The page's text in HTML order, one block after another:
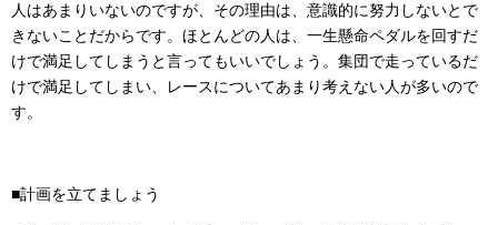
人はあまりいないのですが、その理由は、意識的に努力しないとで
きないことだからです。ほとんどの人は、一生懸命ペダルを回すだ
けで満足してしまうと言ってもいいでしょう。集団で走っているだ
けで満足してしまい、レースについてあまり考えない人が多いので
す。
■計画を立てましょう